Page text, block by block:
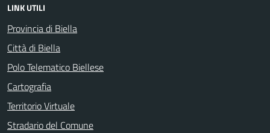
LINK UTILI
Provincia di Biella
Città di Biella
Polo Telematico Biellese
Cartografia
Territorio Virtuale
Stradario del Comune